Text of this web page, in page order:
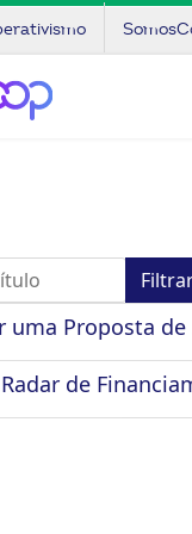
uma Proposta
de